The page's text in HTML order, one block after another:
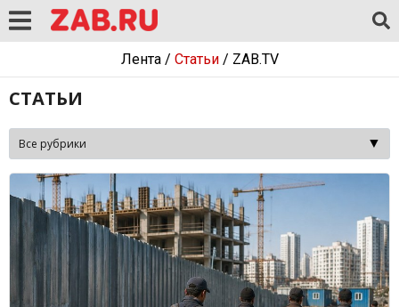
Лента/ Статьи/ ZAB.TV
СТАТЬИ